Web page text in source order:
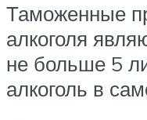
Таможенные
алкоголя
не больше 5
алкоголь в